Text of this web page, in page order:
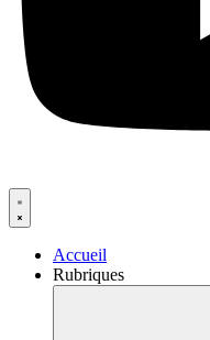
Accueil
Rubriques